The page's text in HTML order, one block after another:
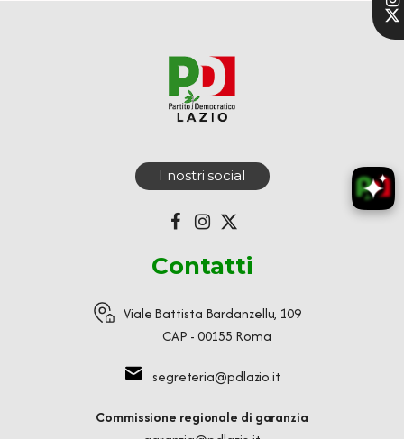
I nostri social
Contatti
Viale Battista Bardanzellu, 109
CAP - 00155 Roma
segreteria@pdlazio.it
Commissione regionale di garanzia